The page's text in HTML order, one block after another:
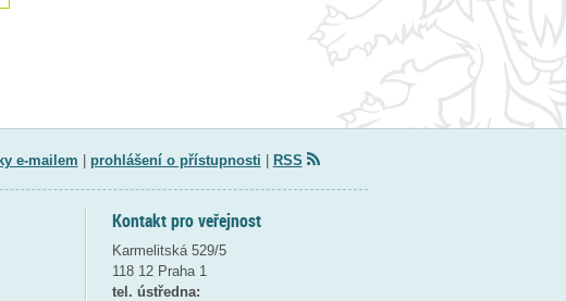
e-mailem prohlášení o přístupnosti RSS
Kontakt pro veřejnost
Karmelitská 529/5
118 12 Praha 1
tel. ústředna: